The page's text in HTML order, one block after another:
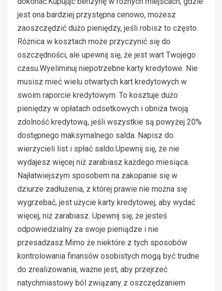
jest ona bardziej przystępna cenowo, możesz
zaoszczędzić dużo pieniędzy, jeśli robisz to często.
Różnica w kosztach może przyczynić się do
oszczędności, ale upewnij się, że jest wart Twojego
czasu.Wyeliminuj niepotrzebne karty kredytowe. Nie
musisz mieć wielu otwartych kart kredytowych w
swoim raporcie kredytowym. To kosztuje dużo
pieniędzy w opłatach odsetkowych i obniża twoją
zdolność kredytową, jeśli wszystkie są powyżej 20%
dostępnego maksymalnego salda. Napisz do
wierzycieli list i spłać saldo.Upewnij się, że nie
wydajesz więcej niż zarabiasz każdego miesiąca.
Najłatwiejszym sposobem na zakopanie się w
dziurze zadłużenia, z której prawie nie można się
wygrzebać, jest użycie karty kredytowej, aby wydać
więcej, niż zarabiasz. Upewnij się, że jesteś
odpowiedzialny za swoje pieniądze i nie
przesadzasz.Mimo że niektóre z tych sposobów
kontrolowania finansów osobistych mogą być trudne
do zrealizowania, ważne jest, aby przejrzeć
natychmiastowy ból związany z oszczędzaniem